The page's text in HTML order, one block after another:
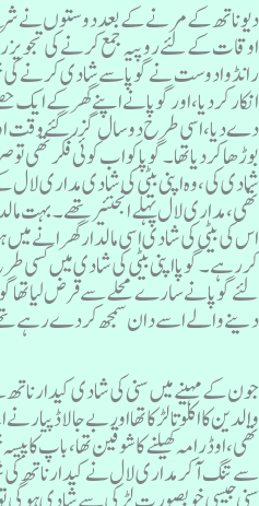
دیوناتھ کے مرنے کے بعد دوستوں نے
اوقات کے لئے روپیہ جمع کرنے کی
رانڈوا دوست نے گوپا سے شادی کرنے کی
انکارکردیا، اور گوپا نے اپنے گھرکے ایک
دے دیا، اسی طرح دو سال گزرگئے وقت
بوڑھا کر دیا تھا۔ گوپا کواب کوئی فکر تھی
شادی کی، وہ اپنی بیٹی کی شادی مداری
تھی، مداری لال پہلے انجنئیر تھے۔ بہت
اس کی بیٹی کی شادی اسی مالدار گھرانے
کر رہے۔ گوپا اپنی بیٹی کی شادی میں کسی
لئے گوپا نے سارے محلے سے قرض لیا تھا
دینے والے اسے دان سمجھ کردے رہے
جون کے مہینے میں سنی کی شادی
والدین کا اکلوتا لڑکا تھا اور بے جا لاڈ
تھی، او ڈرامہ کھیلنے کا شوقین تھا، باپ کا
سے تنگ آکر مداری لال نے کیدارناتھ کی